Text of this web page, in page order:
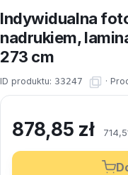
Indywidualna
nadrukiem,
273 cm
ID produktu: 33247 ·
878,85 zł